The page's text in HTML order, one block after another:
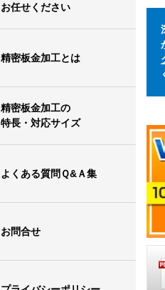
お任せください
精密板金加工とは
精密板金加工の
特長・対応サイズ
よくある質問Ｑ&Ａ集
お問合せ